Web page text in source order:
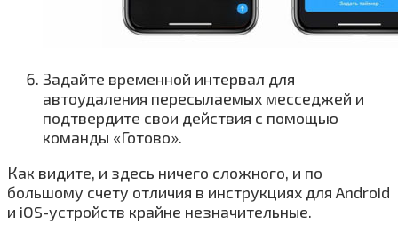
Задайте временной интервал для
автоудаления пересылаемых месседжей и
подтвердите свои действия с помощью
команды «Готово».
Как видите, и здесь ничего сложного, и по
большому счету отличия в инструкциях для Android
и iOS-устройств крайне незначительные.